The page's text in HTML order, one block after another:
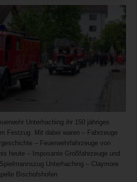
Unterhaching ihr 150 jähriges
Festzug. Mit dabei waren – Fahrzeuge
– Feuerwehrfahrzeuge von
heute – Imposante Großfahrzeuge und
Unterhaching – Claymore
Bischofshofen